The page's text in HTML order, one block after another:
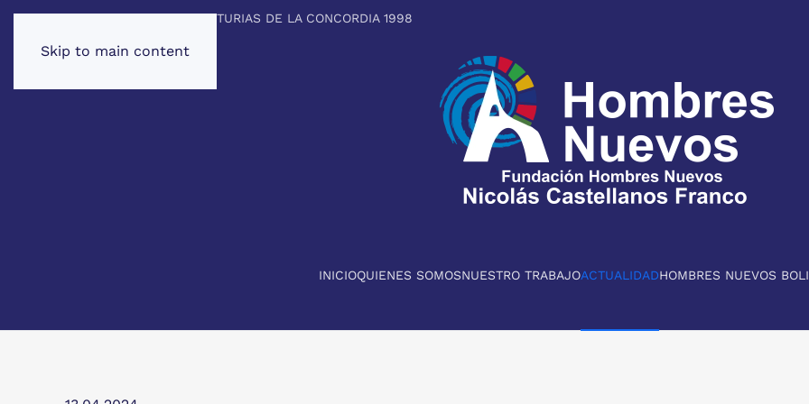
Skip to main content
PREMIO PRINCIPE DE ASTURIAS DE LA CONCORDIA 1998
INICIOQUIENES SOMOSNUESTRO TRABAJOACTUALIDADHOMBRES NUEVOS